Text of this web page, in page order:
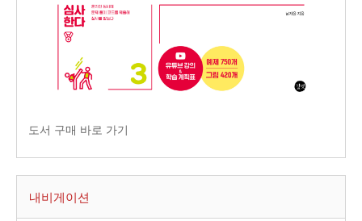
도서 구매 바로 가기
내비게이션